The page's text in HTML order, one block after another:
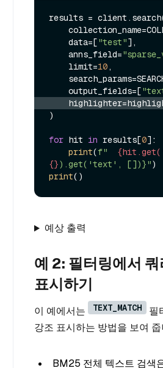
results =
    data=[
"test"],
    anns_field=
    limit=
10,
    output_fields=[
)
for hit in results[0]:
print(f" {hit.get(
{}).get('text', [])}"
print
예상 출력
예 2: 필터링에서
표시하기
이 예에서는 TEXT_MATCH
필
강조 표시하는 방법을 보여
BM25 전체 텍스트 검색